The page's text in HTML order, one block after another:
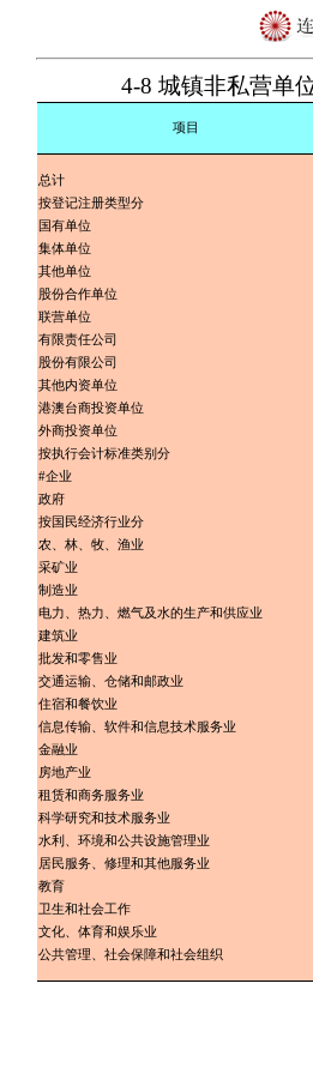
4-8 城镇非私营单
项目
总计
按登记注册类型分
国有单位
集体单位
其他单位
股份合作单位
联营单位
有限责任公司
股份有限公司
其他内资单位
港澳台商投资单位
外商投资单位
按执行会计标准类别分
#企业
政府
按国民经济行业分
农、林、牧、渔业
采矿业
制造业
电力、热力、燃气及水的生产和供应业
建筑业
批发和零售业
交通运输、仓储和邮政业
住宿和餐饮业
信息传输、软件和信息技术服务业
金融业
房地产业
租赁和商务服务业
科学研究和技术服务业
水利、环境和公共设施管理业
居民服务、修理和其他服务业
教育
卫生和社会工作
文化、体育和娱乐业
公共管理、社会保障和社会组织